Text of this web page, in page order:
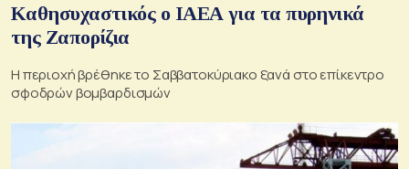
Καθησυχαστικός ο ΙΑΕΑ για τα πυρηνικά
της Ζαπορίζια
Η περιοχή βρέθηκε το Σαββατοκύριακο ξανά στο επίκεντρο
σφοδρών βομβαρδισμών